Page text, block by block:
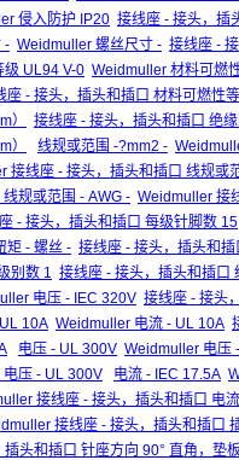
侵入防护 IP20 接线座 - 接头，插
- Weidmuller 螺丝尺寸 - 接线座 -
级 UL94 V-0 Weidmuller 材料可燃
座 - 接头，插头和插口 材料可燃性
）
接线座 - 接头，插头和插口 绝
）
线规或范围 -?mm2 -
接线座 - 接头，插头和插口 线规或
规或范围 - AWG - Weidmuller 接
- 接头，插头和插口 每级针脚数 15
矩 - 螺丝 - 接线座 - 接头，插头和
别数 1 接线座 - 接头，插头和插口
电压 - IEC 320V 接线座 - 接头
10A Weidmuller 电流 - UL 10A
电压 - UL 300V Weidmuller 电压
压 - UL 300V
电流 - IEC 17.5A
接线座 - 接头，插头和插口 电
接线座 - 接头，插头和插口
头和插口 针座方向 90° 直角，垫板